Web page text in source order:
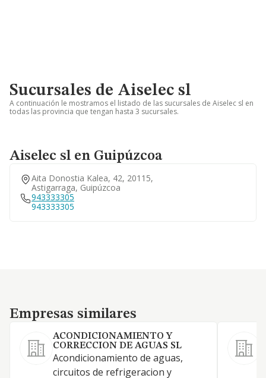
Sucursales de Aiselec sl
A continuación le mostramos el listado de las sucursales de Aiselec sl en
todas las provincia que tengan hasta 3 sucursales.
Aiselec sl en Guipúzcoa
Aita Donostia Kalea, 42, 20115,
Astigarraga, Guipúzcoa
943333305
943333305
Empresas similares
Empresas similares
ACONDICIONAMIENTO Y
CORRECCION DE AGUAS SL
Acondicionamiento de aguas,
circuitos de refrigeracion y